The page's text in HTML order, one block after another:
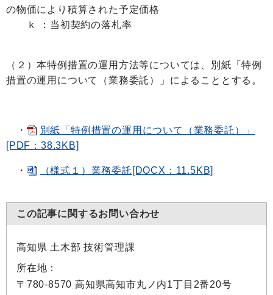
の物価により積算された予定価格
ｋ ：当初契約の落札率
（２）本特例措置の運用方法等については、別紙「特例
措置の運用について（業務委託）」によることとする。
・
別紙「特例措置の運用について（業務委託）」
[PDF：38.3KB]
・ （様式１）業務委託[DOCX：11.5KB]
この記事に関するお問い合わせ
高知県 土木部 技術管理課
所在地：
〒780-8570 高知県高知市丸ノ内1丁目2番20号